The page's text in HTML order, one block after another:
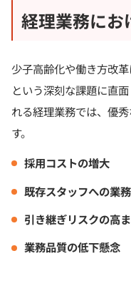
経理業務にお
少子高齢化や働き方改
という深刻な課題に直
れる経理業務では、優
す。
採用コストの増大
既存スタッフへの業
引き継ぎリスクの高
業務品質の低下懸念